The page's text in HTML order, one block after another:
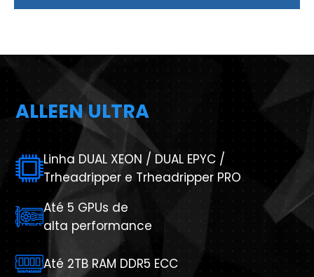
ALLEEN ULTRA
Linha DUAL XEON / DUAL EPYC /
Trheadripper e Trheadripper PRO
Até 5 GPUs de
alta performance
Até 2TB RAM DDR5 ECC